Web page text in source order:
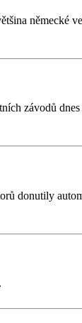
německé
závodů
donutily